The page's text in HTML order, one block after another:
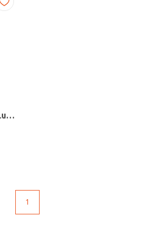
Kit Capa de Sofá 2 e 3 Lugares Lisa VINHO
1